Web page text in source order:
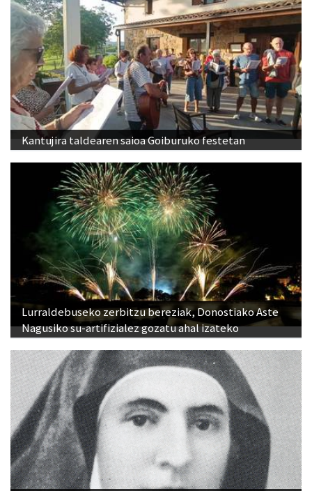
Kantujira taldearen saioa Goiburuko festetan
Lurraldebuseko zerbitzu bereziak, Donostiako Aste
Nagusiko su-artifizialez gozatu ahal izateko